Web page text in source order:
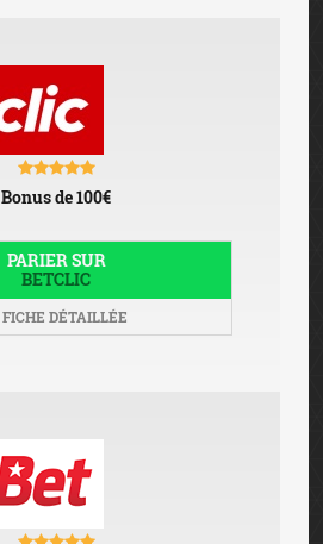
Bonus de 100€
PARIER SUR
BETCLIC
FICHE DÉTAILLÉE